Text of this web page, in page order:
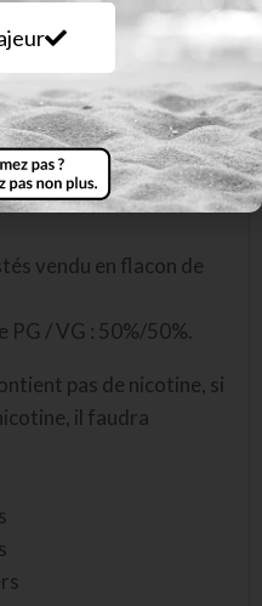
et sucré gorgé de
vendu en flacon de
PG / VG : 50%/50%.
pas de nicotine, si
il faudra